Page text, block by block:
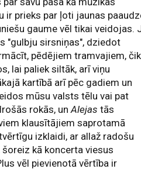
ir prieks par ļoti jaunas
gaume vēl tikai veidojas.
"gulbju sirsniņas", dziedot
pēdējiem tramvajiem,
lai paliek siltāk, arī viņu
kartībā arī pēc gadiem un
mūsu valsts tēlu vai pat
rokās, unAlejastās
klausītājiem saprotamā
izklaidi, ar allaž radošu
kā koncerta viesus
vēl pievienotā vērtība ir